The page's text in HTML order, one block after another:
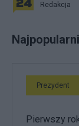
Redakcja
Prezydent
Pierwszy